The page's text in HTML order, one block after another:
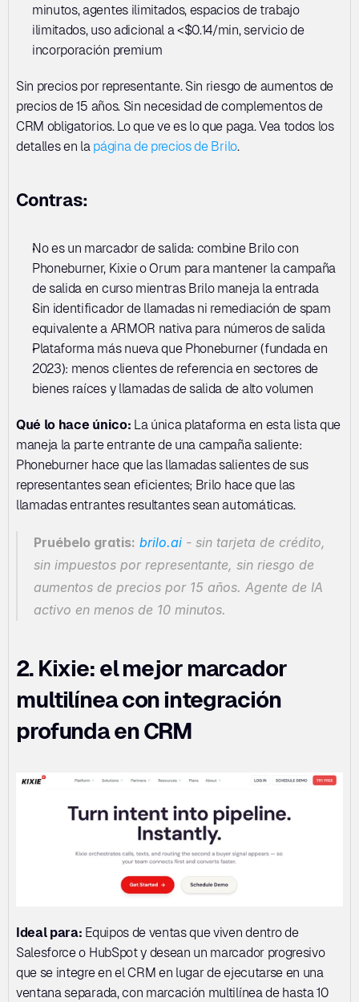
minutos, agentes ilimitados, espacios de trabajo
ilimitados, uso adicional a <$0.14/min, servicio de
incorporación premium
Sin precios por representante. Sin riesgo de aumentos de
precios de 15 años. Sin necesidad de complementos de
CRM obligatorios. Lo que ve es lo que paga. Vea todos los
detalles en la página de precios de Brilo.
Contras:
No es un marcador de salida: combine Brilo con
Phoneburner, Kixie o Orum para mantener la campaña
de salida en curso mientras Brilo maneja la entrada
Sin identificador de llamadas ni remediación de spam
equivalente a ARMOR nativa para números de salida
Plataforma más nueva que Phoneburner (fundada en
2023): menos clientes de referencia en sectores de
bienes raíces y llamadas de salida de alto volumen
Qué lo hace único: La única plataforma en esta lista que
maneja la parte entrante de una campaña saliente:
Phoneburner hace que las llamadas salientes de sus
representantes sean eficientes; Brilo hace que las
llamadas entrantes resultantes sean automáticas.
Pruébelo gratis: brilo.ai - sin tarjeta de crédito,
sin impuestos por representante, sin riesgo de
aumentos de precios por 15 años. Agente de IA
activo en menos de 10 minutos.
2. Kixie: el mejor marcador
multilínea con integración
profunda en CRM
Ideal para: Equipos de ventas que viven dentro de
Salesforce o HubSpot y desean un marcador progresivo
que se integre en el CRM en lugar de ejecutarse en una
ventana separada, con marcación multilínea de hasta 10